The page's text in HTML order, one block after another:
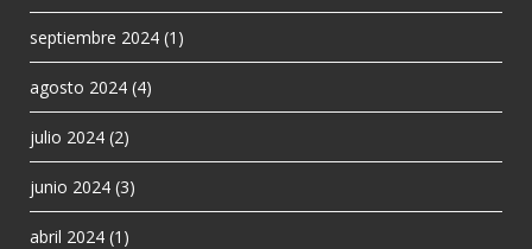
septiembre 2024 (1)
agosto 2024 (4)
julio 2024 (2)
junio 2024 (3)
abril 2024 (1)